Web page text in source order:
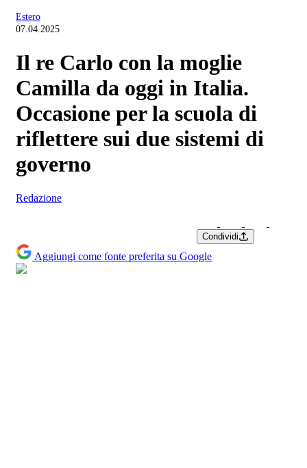
Estero
07.04.2025
Il re Carlo con la moglie
Camilla da oggi in Italia.
Occasione per la scuola di
riflettere sui due sistemi di
governo
Redazione
Condividi
Aggiungi come fonte preferita su Google